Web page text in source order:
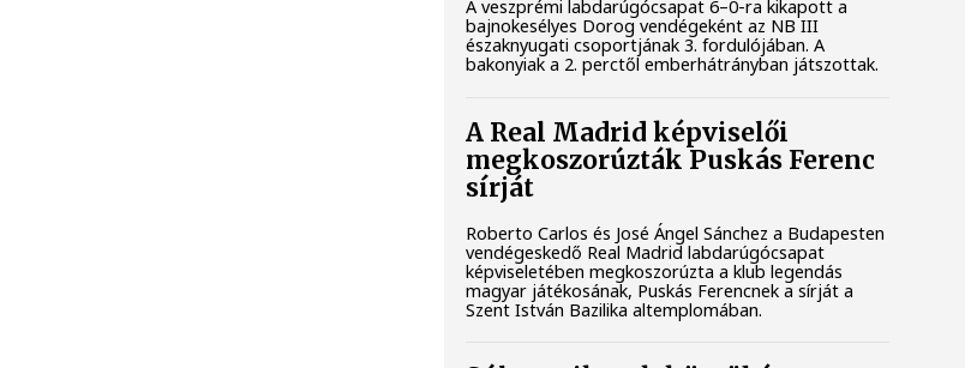
A veszprémi labdarúgócsapat 6–0-ra kikapott a
bajnokesélyes Dorog vendégeként az NB III
északnyugati csoportjának 3. fordulójában. A
bakonyiak a 2. perctől emberhátrányban játszottak.
A Real Madrid képviselői
megkoszorúzták Puskás Ferenc
sírját
Roberto Carlos és José Ángel Sánchez a Budapesten
vendégeskedő Real Madrid labdarúgócsapat
képviseletében megkoszorúzta a klub legendás
magyar játékosának, Puskás Ferencnek a sírját a
Szent István Bazilika altemplomában.